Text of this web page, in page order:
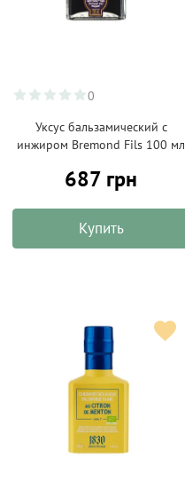
0
Уксус бальзамический с
инжиром Bremond Fils 100 мл
687 грн
Купить